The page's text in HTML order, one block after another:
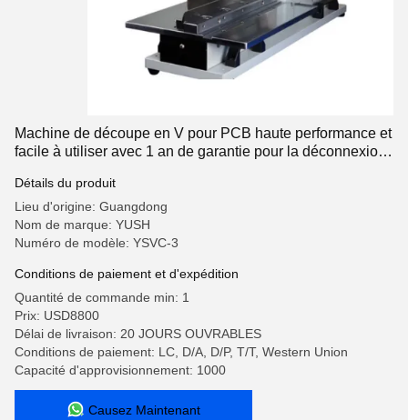
Machine de découpe en V pour PCB haute performance et
facile à utiliser avec 1 an de garantie pour la déconnexion
Détails du produit
Lieu d'origine: Guangdong
Nom de marque: YUSH
Numéro de modèle: YSVC-3
Conditions de paiement et d'expédition
Quantité de commande min: 1
Prix: USD8800
Délai de livraison: 20 JOURS OUVRABLES
Conditions de paiement: LC, D/A, D/P, T/T, Western Union
Capacité d'approvisionnement: 1000
Causez Maintenant